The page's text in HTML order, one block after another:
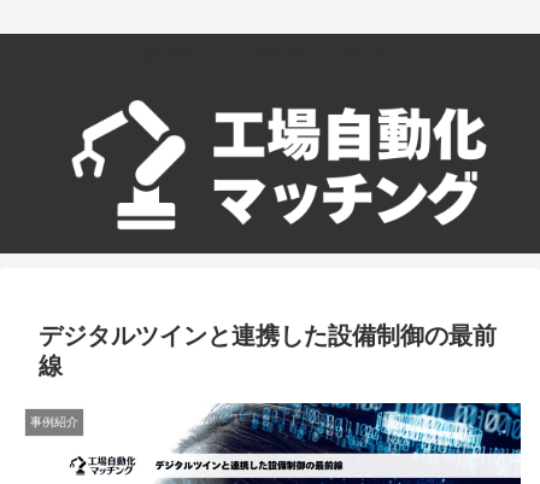
デジタルツインと連携した設備制御の最前
線
事例紹介